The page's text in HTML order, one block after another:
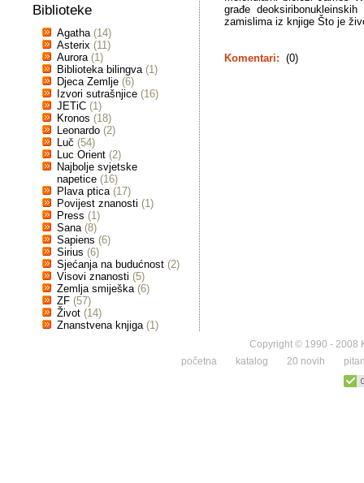
Biblioteke
Agatha (14)
Asterix (11)
Aurora (1)
Biblioteka bilingva (1)
Djeca Zemlje (6)
Izvori sutrašnjice (16)
JETiC (1)
Kronos (18)
Leonardo (2)
Luč (54)
Luc Orient (2)
Najbolje svjetske
napetice (16)
Plava ptica (17)
Povijest znanosti (1)
Press (1)
Sana (8)
Sapiens (6)
Sirius (6)
Sjećanja na budućnost (2)
Visovi znanosti (5)
Zemlja smiješka (6)
ZF (57)
Život (14)
Znanstvena knjiga (1)
građe
zamislima iz knjige Što je
Komentari: (0)
Copyright © 1990 - 2008
početna
katalog 20 novih